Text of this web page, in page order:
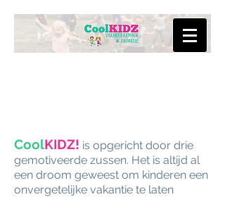
CoolKIDZ! is opgericht door drie
gemotiveerde zussen. Het is altijd al
een droom geweest om kinderen een
onvergetelijke vakantie te laten